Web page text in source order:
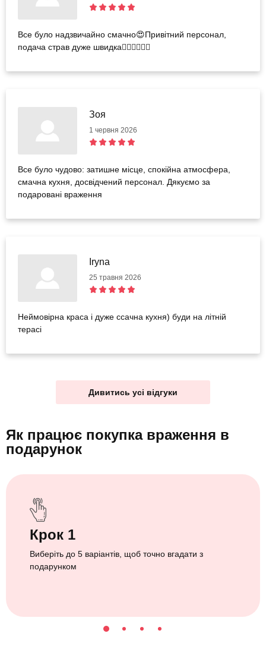
Все було надзвичайно смачно😍Привітний персонал,
подача страв дуже швидка👍🏻👍🏻👍🏻
Зоя
1 червня 2026
Все було чудово: затишне місце, спокійна атмосфера,
смачна кухня, досвідчений персонал. Дякуємо за
подаровані враження
Iryna
25 травня 2026
Неймовірна краса і дуже ссачна кухня) буди на літній
терасі
Дивитись усі відгуки
Як працює покупка враження в
подарунок
Крок 1
Виберіть до 5 варіантів, щоб точно вгадати з
подарунком